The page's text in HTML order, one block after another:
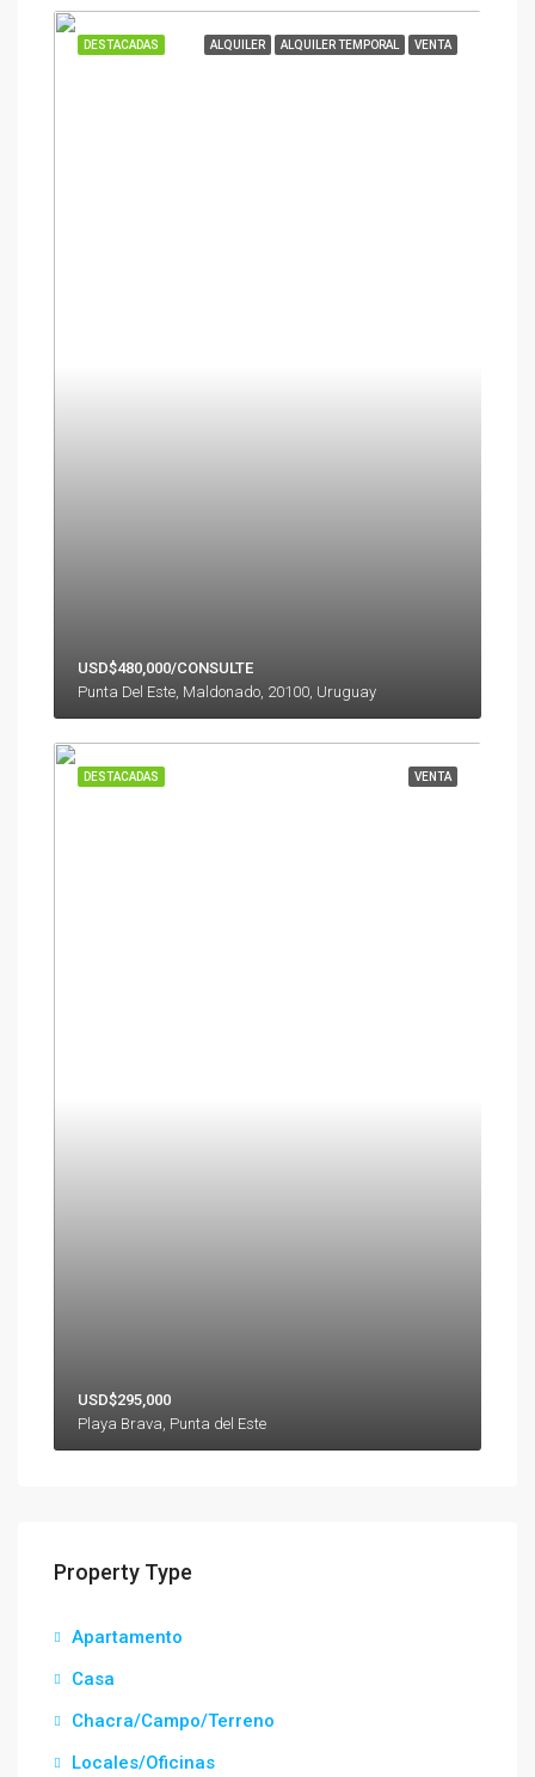
ALQUILER ALQUILER TEMPORAL VENTA
DESTACADAS
USD$480,000/CONSULTE
Punta Del Este, Maldonado, 20100, Uruguay
VENTA
DESTACADAS
USD$295,000
Playa Brava, Punta del Este
Property Type
Apartamento
Casa
Chacra/Campo/Terreno
Locales/Oficinas